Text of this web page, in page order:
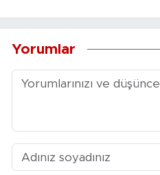
Yorumlar